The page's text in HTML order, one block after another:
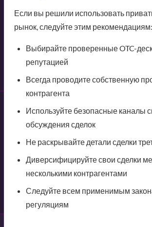
Если вы решили использовать
рынок, следуйте этим рекомендациям:
Выбирайте проверенные OTC-
репутацией
Всегда проводите собственную
контрагента
Используйте безопасные каналы
обсуждения сделок
Не раскрывайте детали сделки
Диверсифицируйте свои сделки
несколькими контрагентами
Следуйте всем применимым
регуляциям